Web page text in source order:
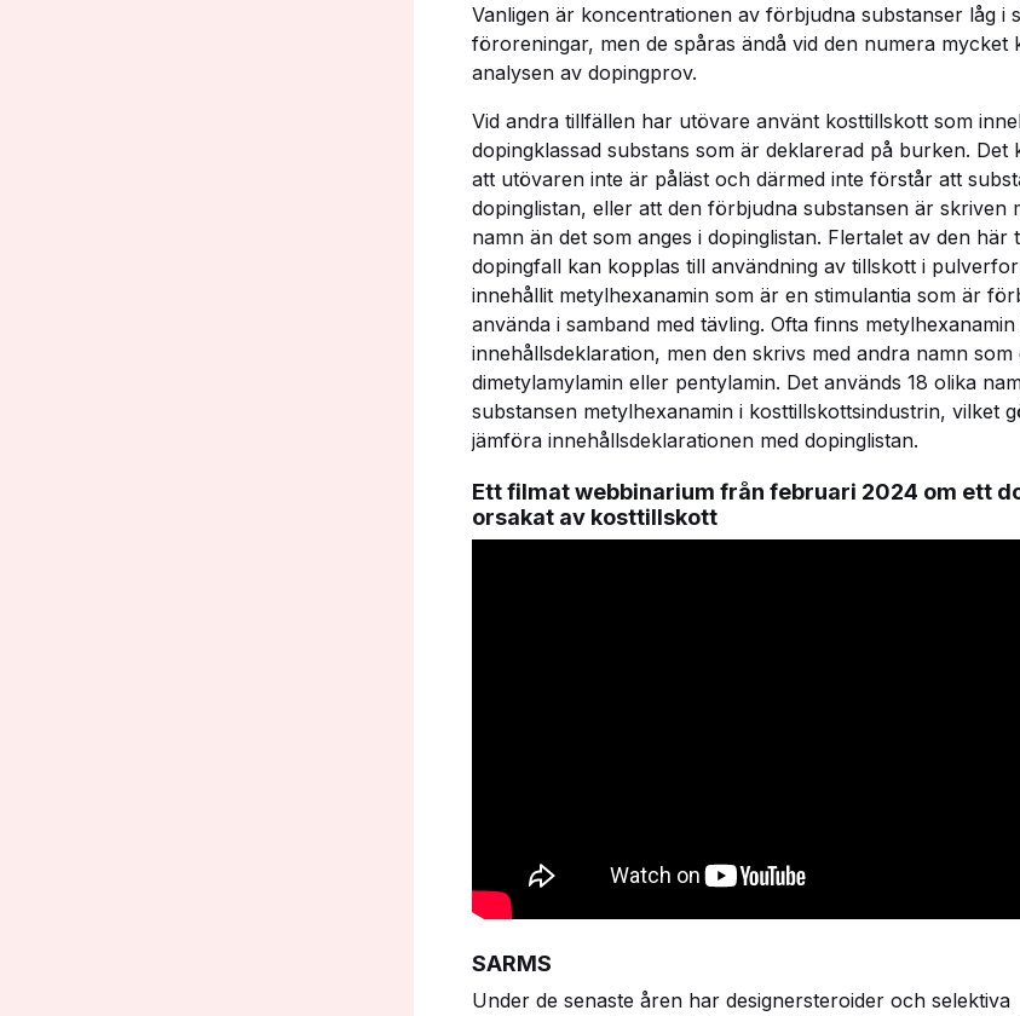
Vanligen är koncentrationen av förbjudna substanser låg i
föroreningar, men de spåras ändå vid den numera mycket
analysen av dopingprov.
Vid andra tillfällen har utövare använt kosttillskott som
dopingklassad substans som är deklarerad på burken. Det
att utövaren inte är påläst och därmed inte förstår att
dopinglistan, eller att den förbjudna substansen är skriven
namn än det som anges i dopinglistan. Flertalet av den här
dopingfall kan kopplas till användning av tillskott i
innehållit metylhexanamin som är en stimulantia som är
använda i samband med tävling. Ofta finns
innehållsdeklaration, men den skrivs med andra namn som
dimetylamylamin eller pentylamin. Det används 18 olika
substansen metylhexanamin i kosttillskottsindustrin, vilket
jämföra innehållsdeklarationen med dopinglistan.
Ett filmat webbinarium från februari 2024 om ett
orsakat av kosttillskott
SARMS
Under de senaste åren har designersteroider och selektiva